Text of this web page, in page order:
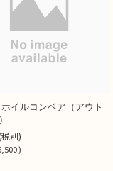
イルコンベア（アウト
(税別)
)